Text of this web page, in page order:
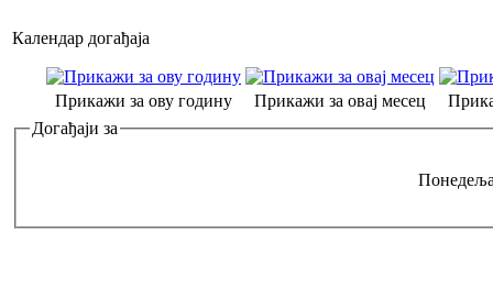
Календар догађаја
Прикажи за ову годину Прикажи за овај месец
Догађаји за